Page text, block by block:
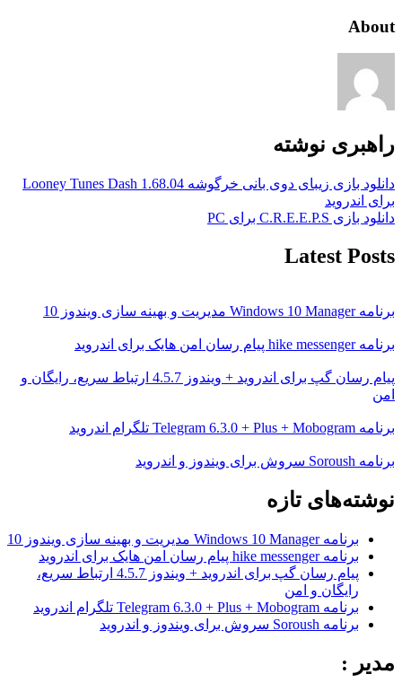
About
راهبری نوشته
دانلود بازی زیبای دوی بانی خرگوشه Looney Tunes Dash 1.68.04
برای اندروید
دانلود بازی C.R.E.E.P.S برای PC
Latest Posts
برنامه Windows 10 Manager مدیریت و بهینه سازی ویندوز 10
برنامه hike messenger پیام‌ رسان‌ امن هایک برای اندروید
پیام رسان گپ برای اندروید + ویندوز 4.5.7 ارتباط سریع، رایگان و
امن
برنامه Telegram 6.3.0 + Plus + Mobogram تلگرام اندروید
برنامه Soroush سروش برای ویندوز و اندروید
نوشته‌های تازه
برنامه Windows 10 Manager مدیریت و بهینه سازی ویندوز 10
برنامه hike messenger پیام‌ رسان‌ امن هایک برای اندروید
پیام رسان گپ برای اندروید + ویندوز 4.5.7 ارتباط سریع،
رایگان و امن
برنامه Telegram 6.3.0 + Plus + Mobogram تلگرام اندروید
برنامه Soroush سروش برای ویندوز و اندروید
مدیر :